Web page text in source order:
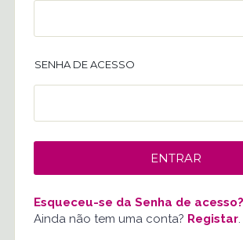
SENHA DE ACESSO
Esqueceu-se da Senha de acesso?
Ainda não tem uma conta? Registar.